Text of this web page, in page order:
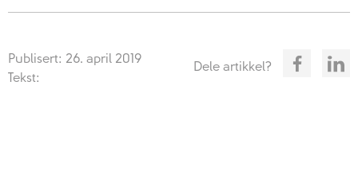
Publisert: 26. april 2019
Tekst:
Dele artikkel?